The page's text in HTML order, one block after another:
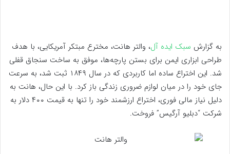
به گزارش سبک ایده آل، والتر هانت، مخترع مبتکر آمریکایی، با هدف
طراحی ابزاری ایمن برای بستن پارچه‌ها، موفق به ساخت سنجاق قفلی
شد. این اختراع ساده اما کاربردی که در سال ۱۸۴۹ ثبت شد، به سرعت
جای خود را در میان لوازم ضروری زندگی باز کرد. با این حال، هانت به
دلیل نیاز مالی فوری، اختراع ارزشمند خود را تنها به قیمت ۴۰۰ دلار به
شرکت “دبلیو آرگیس” فروخت.